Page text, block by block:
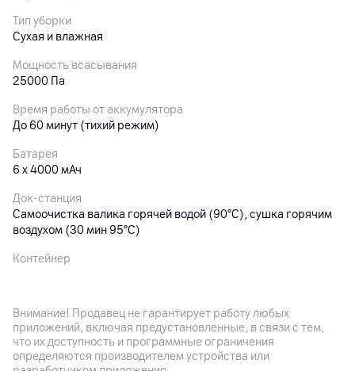
Тип уборки
Сухая и влажная
Мощность всасывания
25000 Па
Время работы от аккумулятора
До 60 минут (тихий режим)
Батарея
6 х 4000 мАч
Док-станция
Самоочистка валика горячей водой (90°C), сушка горячим
воздухом (30 мин 95°C)
Контейнер
Габариты
4.7 кг (вес самого пылесоса)
Особенности
Внимание! Продавец не гарантирует работу любых
приложений, включая предустановленные, в связи с тем,
что их доступность и программные ограничения
определяются производителем устройства или